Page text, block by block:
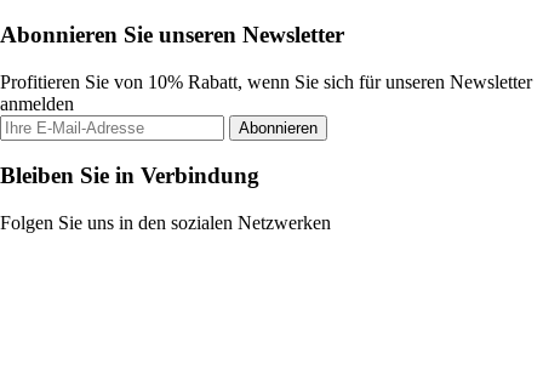
Abonnieren Sie unseren Newsletter
Profitieren Sie von 10% Rabatt, wenn Sie sich für unseren Newsletter
anmelden
Abonnieren
Bleiben Sie in Verbindung
Folgen Sie uns in den sozialen Netzwerken